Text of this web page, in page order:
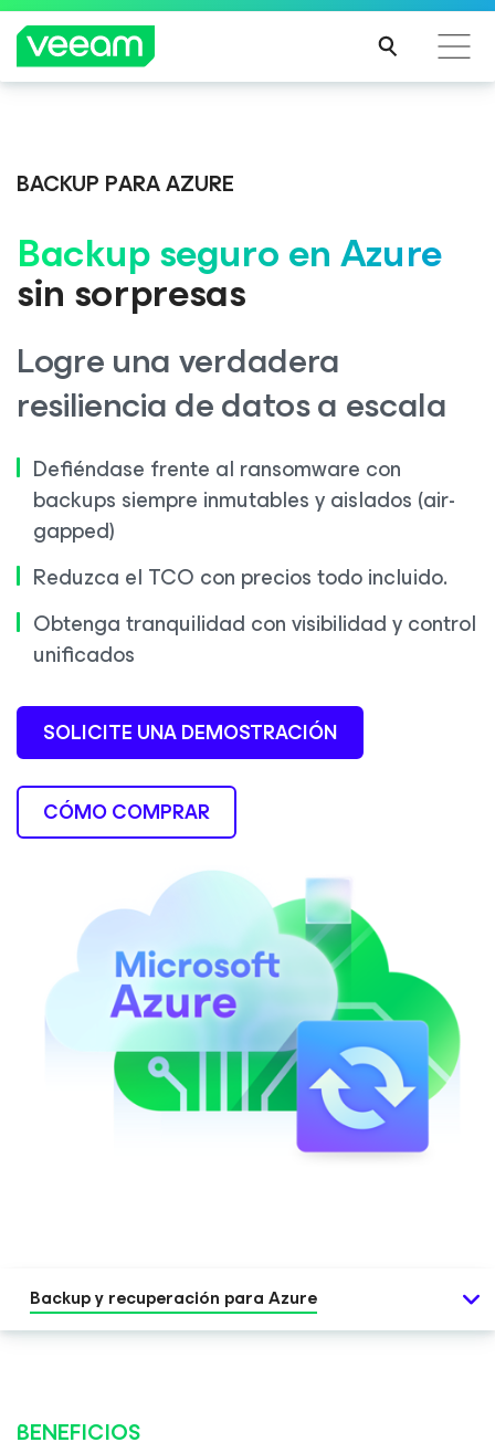
MÁS
RMA
CIÓN
plataforma. Control total.
EXPLORA AHORA
BACKUP PARA AZURE
Backup seguro en Azure
sinsorpresas
Logre una verdadera
resiliencia de datos a escala
Defiéndase frente al ransomware con
backups siempre inmutables y aislados (air-
gapped)
Reduzca el TCO con precios todo incluido.
Obtenga tranquilidad con visibilidad y control
unificados
SOLICITE UNA DEMOSTRACIÓN
CÓMO COMPRAR
Backup y recuperación para Azure
BENEFICIOS